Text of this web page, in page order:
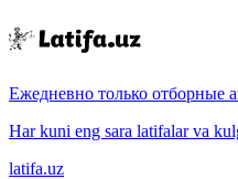
Ежедневно только отборные
Har kuni eng sara latifalar va
latifa.uz